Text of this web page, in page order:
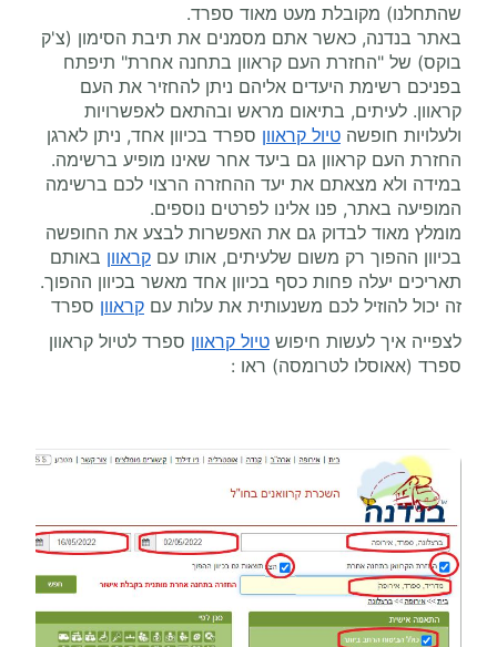
שהתחלנו) מקובלת מעט מאוד ספרד.
באתר בנדנה, כאשר אתם מסמנים את תיבת הסימון (צ'ק
בוקס) של "החזרת העם קראוון בתחנה אחרת" תיפתח
בפניכם רשימת היעדים אליהם ניתן להחזיר את העם
קראוון. לעיתים, בתיאום מראש ובהתאם לאפשרויות
ולעלויות חופשה טיול קראוון ספרד בכיוון אחד, ניתן לארגן
החזרת העם קראוון גם ביעד אחר שאינו מופיע ברשימה.
במידה ולא מצאתם את יעד ההחזרה הרצוי לכם ברשימה
המופיעה באתר, פנו אלינו לפרטים נוספים.
מומלץ מאוד לבדוק גם את האפשרות לבצע את החופשה
בכיוון ההפוך רק משום שלעיתים, אותו עם קראוון באותם
תאריכים יעלה פחות כסף בכיוון אחד מאשר בכיוון ההפוך.
זה יכול להוזיל לכם משנעותית את עלות עם קראוון ספרד
לצפייה איך לעשות חיפוש טיול קראוון ספרד לטיול קראוון
ספרד (אאוסלו לטרומסה) ראו :